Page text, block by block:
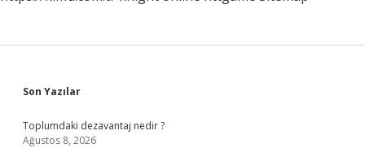
Sidebar
Son Yazılar
Toplumdaki dezavantaj nedir ?
Ağustos 8, 2026